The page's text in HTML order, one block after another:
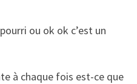
ou ok ok c’est un
à chaque fois est-ce que